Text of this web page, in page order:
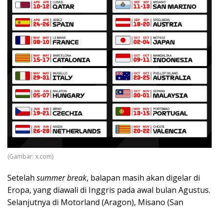
(Gambar: x.com)
Setelah summer break, balapan masih akan digelar di
Eropa, yang diawali di Inggris pada awal bulan Agustus.
Selanjutnya di Motorland (Aragon), Misano (San